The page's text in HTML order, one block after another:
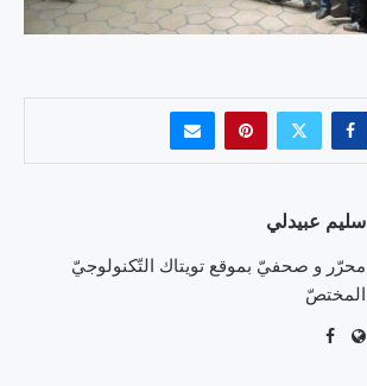
سليم عبيدلي
محرّر و صحفيّ بموقع تويتاك التّكنولوجيّ
المختصّ